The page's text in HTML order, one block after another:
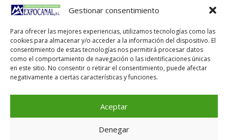
Gestionar consentimiento
Para ofrecer las mejores experiencias, utilizamos tecnologías como las
cookies para almacenar y/o acceder a la información del dispositivo. El
consentimiento de estas tecnologías nos permitirá procesar datos
como el comportamiento de navegación o las identificaciones únicas
en este sitio. No consentir o retirar el consentimiento, puede afectar
negativamente a ciertas características y funciones.
Aceptar
Denegar
Polígono el Portazgo, nave 59
50011 Zaragoza
Tel 976 24 96 83
exposicion@expocanal.es
Aviso Legal
Política de cookies